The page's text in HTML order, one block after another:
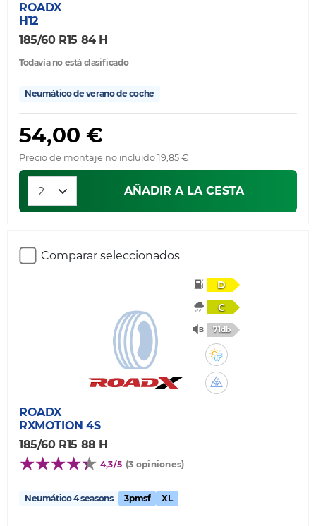
ROADX
H12
185/60 R15 84 H
Todavía no está clasificado
Neumático de verano de coche
54,00 €
Precio de montaje no incluido 19,85 €
AÑADIR A LA CESTA
Comparar seleccionados
D
C
71db
ROADX
RXMOTION 4S
185/60 R15 88 H
4,3/5 (3 opiniones)
Neumático 4 seasons 3pmsf XL